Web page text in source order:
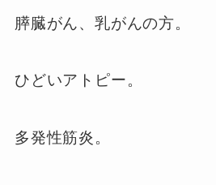
膵臓がん、乳がんの方。
ひどいアトピー。
多発性筋炎。